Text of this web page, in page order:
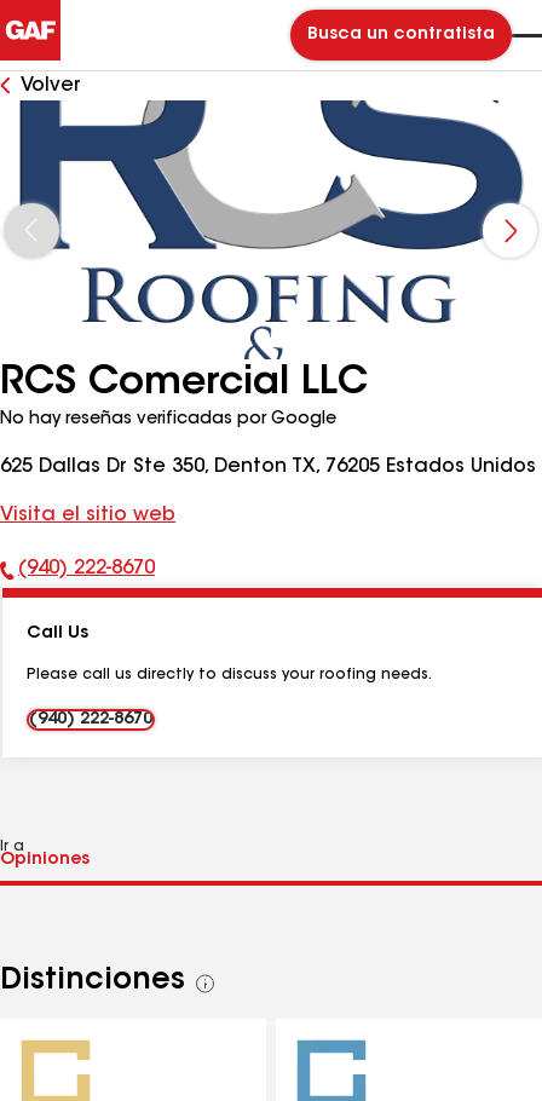
Busca un contratista
Volver
RCS Comercial LLC
No hay reseñas verificadas por Google
625 Dallas Dr Ste 350, Denton TX, 76205 Estados Unidos
Visita el sitio web
Número
teléfono:
(940) 222-8670
Call Us
Please call us directly to discuss your roofing needs.
(940) 222-8670
Ir a
Distinciones
Ver
distinciones